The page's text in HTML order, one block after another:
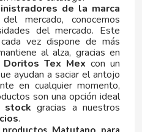
de la marca
del mercado, conocemos
del mercado. Este
cada vez dispone de más
al alza, gracias en
Doritos Tex Mex con un
ayudan a saciar el antojo
en cualquier momento,
son una opción ideal
stock gracias a nuestros
.
Matutano para